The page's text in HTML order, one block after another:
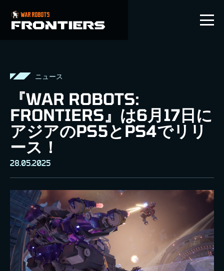
JP
ニュース
『WAR ROBOTS:
FRONTIERS』は6月17日に
アジアのPS5とPS4でリリ
ース！
28.05.2025